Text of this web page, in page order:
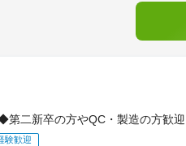
第二新卒の方やQC・製造の方歓
験歓迎